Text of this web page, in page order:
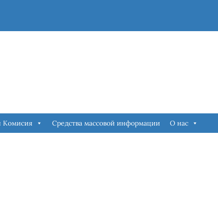
Комисия Средства массовой информации О нас